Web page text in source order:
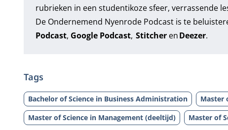
rubrieken in een studentikoze sfeer, verrassende
De Ondernemend Nyenrode Podcast is te
Podcast, Google Podcast, StitcherenDeezer.
Tags
Bachelor of Science in Business Administration
Master
Master of Science in Management (deeltijd)
Master of